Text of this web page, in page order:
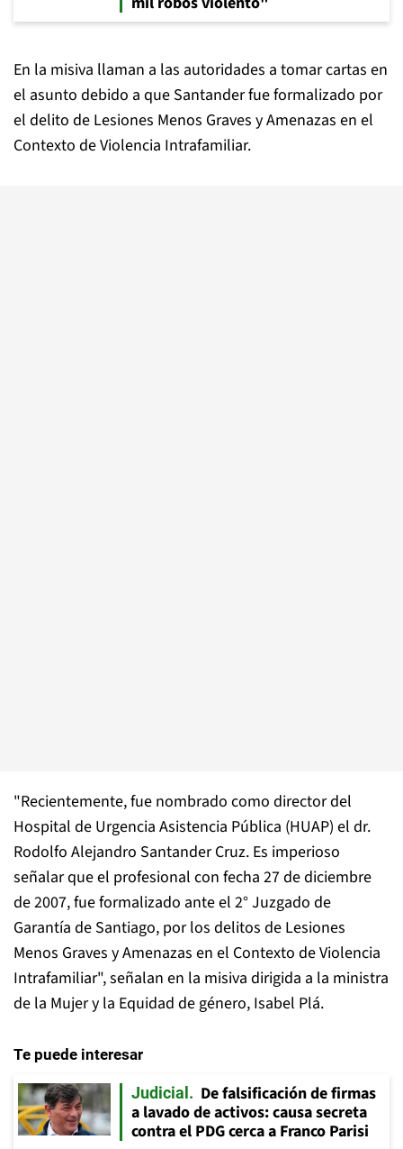
En la misiva llaman a las autoridades a tomar cartas en
el asunto debido a que Santander fue formalizado por
el delito de Lesiones Menos Graves y Amenazas en el
Contexto de Violencia Intrafamiliar.
"Recientemente, fue nombrado como director del
Hospital de Urgencia Asistencia Pública (HUAP) el dr.
Rodolfo Alejandro Santander Cruz. Es imperioso
señalar que el profesional con fecha 27 de diciembre
de 2007, fue formalizado ante el 2° Juzgado de
Garantía de Santiago, por los delitos de Lesiones
Menos Graves y Amenazas en el Contexto de Violencia
Intrafamiliar", señalan en la misiva dirigida a la ministra
de la Mujer y la Equidad de género, Isabel Plá.
Te puede interesar
Judicial
De falsificación de firmas
a lavado de activos: causa secreta
contra el PDG cerca a Franco Parisi